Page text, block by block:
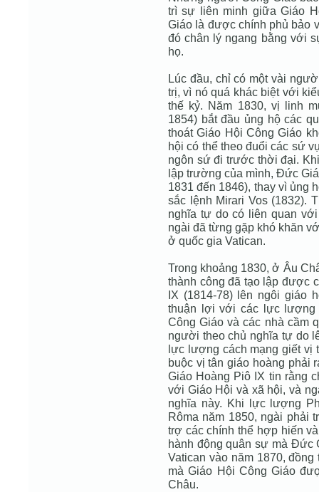
trì sự liên minh giữa Giáo
Giáo là được chính phủ bảo
đó chân lý ngang bằng với
họ.
Lúc đầu, chỉ có một vài
trị, vì nó quá khác biệt với
thế kỷ. Năm 1830, vị linh
1854) bắt đầu ủng hộ các
thoát Giáo Hội Công Giáo
hội có thể theo đuổi các sứ
ngôn sứ đi trước thời đại.
lập trường của mình, Ðức
1831 đến 1846), thay vì ủng
sắc lệnh Mirari Vos (1832).
nghĩa tự do có liên quan
ngài đã từng gặp khó khăn
ở quốc gia Vatican.
Trong khoảng 1830, ở Âu
thành công đã tạo lập được
IX (1814-78) lên ngôi giáo
thuận lợi với các lực
Công Giáo và các nhà cầm
người theo chủ nghĩa tự do
lực lượng cách mạng giết vị
buộc vị tân giáo hoàng
Giáo Hoàng Piô IX tin rằng
với Giáo Hội và xã hội, và
nghĩa này. Khi lực lượng
Rôma năm 1850, ngài
trợ các chính thể hợp hiến
hành động quân sự mà Ðức
Vatican vào năm 1870,
mà Giáo Hội Công Giáo
Châu.